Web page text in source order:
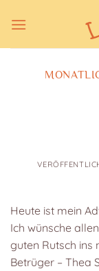
Inhalt
Heute ist mein
Ich wünsche
guten Rutsch ins
Betrüger – Thea